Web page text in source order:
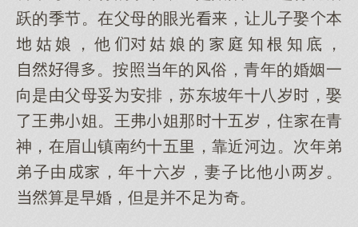
跃的季节。在父母的眼光，让儿子娶本
姑娘，他姑娘的庭知根知底，
。按照年的风俗，青年的婚姻一
向是由父母妥安排，苏东坡年十八岁，娶
了王弗姐。王弗姐那十五岁，住在青
神，在眉山镇南约十五，靠近河边。次年弟
弟子由，年十六岁，妻子比他两岁。
算是早婚，但是并不足奇。